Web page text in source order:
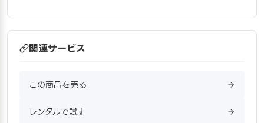
関連サービス
この商品を売る
レンタルで試す